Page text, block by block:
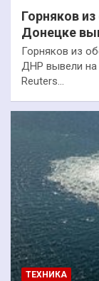
Горняков
Донецке
Горняков из
ДНР вывели на
Reuters…
ТЕХНИКА